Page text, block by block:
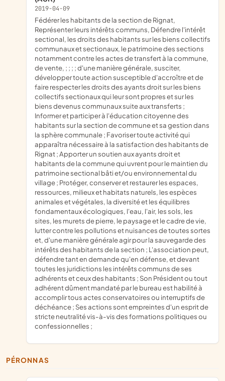
2019-04-09
fédérer les habitants de la section de Rignat,
Représenter leurs intérêts communs, Défendre l'intérêt
sectional, les droits des habitants sur les biens collectifs
communaux et sectionaux, le patrimoine des sections
notamment contre les actes de transfert à la commune,
de vente, ; ; ; ; d'une manière générale, susciter,
développer toute action susceptible d'accroître et de
faire respecter les droits des ayants droit sur les biens
collectifs sectionaux qui leur sont propres et sur les
biens devenus communaux suite aux transferts ;
Informer et participer à l'éducation citoyenne des
habitants sur la section de commune et sa gestion dans
la sphère communale ; Favoriser toute activité qui
apparaîtra nécessaire à la satisfaction des habitants de
Rignat ; Apporter un soutien aux ayants droit et
habitants de la commune qui uvrent pour le maintien du
patrimoine sectional bâti et/ou environnemental du
village ; Protéger, conserver et restaurer les espaces,
ressources, milieux et habitats naturels, les espèces
animales et végétales, la diversité et les équilibres
fondamentaux écologiques, l'eau, l'air, les sols, les
sites, les murets de pierre, le paysage et le cadre de vie,
lutter contre les pollutions et nuisances de toutes sortes
et, d'une manière générale agir pour la sauvegarde des
intérêts des habitants de la section ; L'association peut,
défendre tant en demande qu'en défense, et devant
toutes les juridictions les intérêts communs de ses
adhérents et ceux des habitants ; Son Président ou tout
adhérent dûment mandaté par le bureau est habilité à
accomplir tous actes conservatoires ou interruptifs de
déchéance ; Ses actions sont empreintes d'un esprit de
stricte neutralité vis-à-vis des formations politiques ou
confessionnelles ;
PÉRONNAS